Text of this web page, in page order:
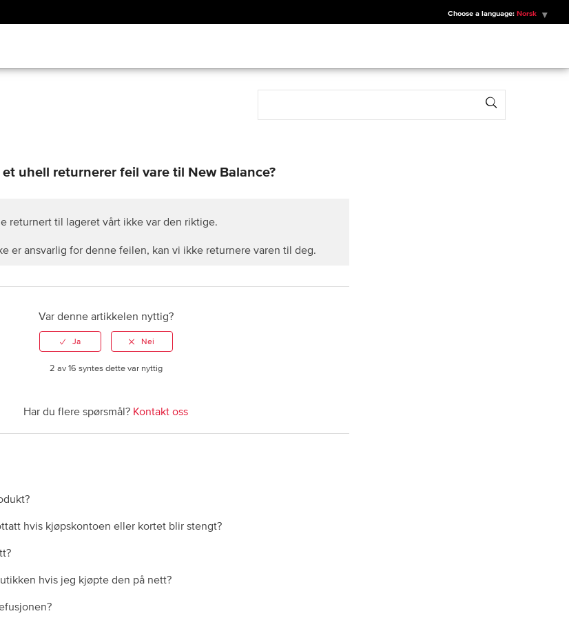
Choose a language: Norsk
uhell returnerer feil vare til New Balance?
returnert til lageret vårt ikke var den riktige.
er ansvarlig for denne feilen, kan vi ikke returnere varen til deg.
Var denne artikkelen nyttig?
2 av 16 syntes dette var nyttig
Har du flere spørsmål? Kontakt oss
hvis kjøpskontoen eller kortet blir stengt?
hvis jeg kjøpte den på nett?